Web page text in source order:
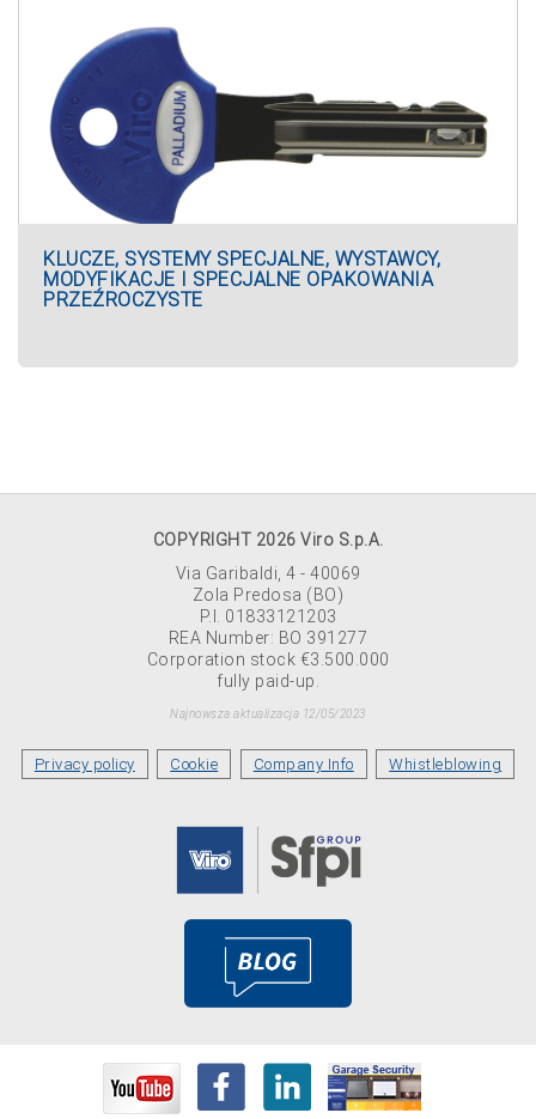
KLUCZE, SYSTEMY SPECJALNE, WYSTAWCY,
MODYFIKACJE I SPECJALNE OPAKOWANIA
PRZEŹROCZYSTE
COPYRIGHT 2026 Viro S.p.A.
Via Garibaldi, 4 - 40069
Zola Predosa (BO)
P.I. 01833121203
REA Number: BO 391277
Corporation stock €3.500.000
fully paid-up.
Najnowsza aktualizacja 12/05/2023
Privacy policy Cookie Company Info Whistleblowing